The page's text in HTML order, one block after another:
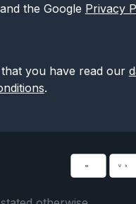
the Google Privacy
you have read our
.